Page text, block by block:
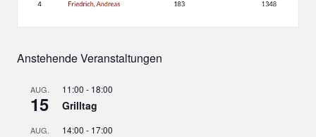
Anstehende Veranstaltungen
AUG.
15
11:00 - 18:00
Grilltag
AUG. 14:00 - 17:00